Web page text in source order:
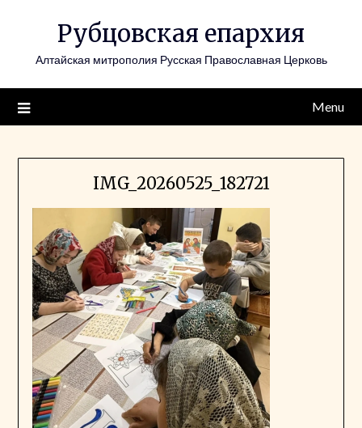
Рубцовская епархия
Алтайская митрополия Русская Православная Церковь
Menu
IMG_20260525_182721